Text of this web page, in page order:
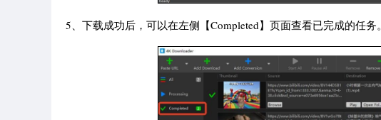
5、下载成功后，可以在左侧【Completed】页面查看已完成的任务。